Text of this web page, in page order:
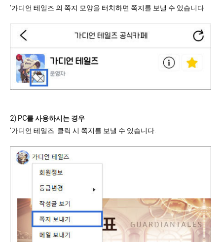
'가디언 테일즈'의 쪽지 모양을 터치하면 쪽지를 보낼 수 있습니다.
2) PC를 사용하시는 경우
'가디언 테일즈' 클릭 시 쪽지를 보낼 수 있습니다.